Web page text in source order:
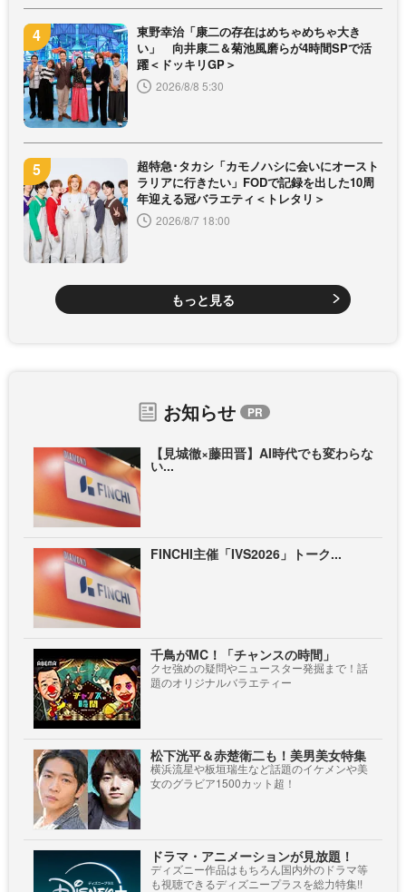
東野幸治「康二の存在はめちゃめちゃ大き
い」 向井康二＆菊池風磨らが4時間SPで活
躍＜ドッキリGP＞
2026/8/8 5:30
超特急･タカシ「カモノハシに会いにオースト
ラリアに行きたい」FODで記録を出した10周
年迎える冠バラエティ＜トレタリ＞
2026/8/7 18:00
もっと見る
お知らせ
【見城徹×藤田晋】AI時代でも変わらな
い...
FINCHI主催「IVS2026」トーク...
千鳥がMC！「チャンスの時間」
クセ強めの疑問やニュースター発掘まで！話
題のオリジナルバラエティー
松下洸平＆赤楚衛二も！美男美女特集
横浜流星や板垣瑞生など話題のイケメンや美
女のグラビア1500カット超！
ドラマ・アニメーションが見放題！
ディズニー作品はもちろん国内外のドラマ等
も視聴できるディズニープラスを総力特集!!